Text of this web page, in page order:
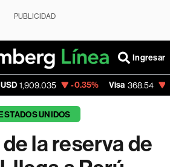
PUBLICIDAD
Ingresar
-0.35% Visa 368.54 -0.28%
UNIDOS
la reserva de